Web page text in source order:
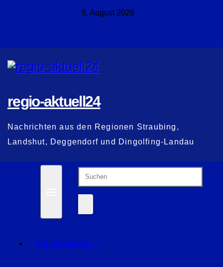
8. August 2026
regio-aktuell24
Nachrichten aus den Regionen Straubing,
Landshut, Deggendorf und Dingolfing-Landau
ÜBERREGIONAL